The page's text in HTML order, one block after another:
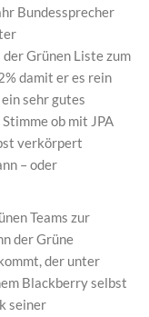
Bundessprecher
Grünen Liste zum
damit er es rein
sehr gutes
ob mit JPA
verkörpert
– oder
Teams zur
der Grüne
der unter
Blackberry selbst
seiner